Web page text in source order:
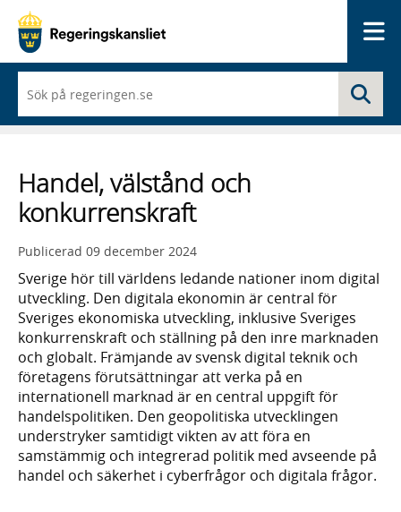
du
börjar
skriva
en
lista
med
Handel, välstånd och
konkurrenskraft
Publicerad 09 december 2024
Sverige hör till världens ledande nationer inom digital
utveckling. Den digitala ekonomin är central för
Sveriges ekonomiska utveckling, inklusive Sveriges
konkurrenskraft och ställning på den inre marknaden
och globalt. Främjande av svensk digital teknik och
företagens förutsättningar att verka på en
internationell marknad är en central uppgift för
handelspolitiken. Den geopolitiska utvecklingen
understryker samtidigt vikten av att föra en
samstämmig och integrerad politik med avseende på
handel och säkerhet i cyberfrågor och digitala frågor.